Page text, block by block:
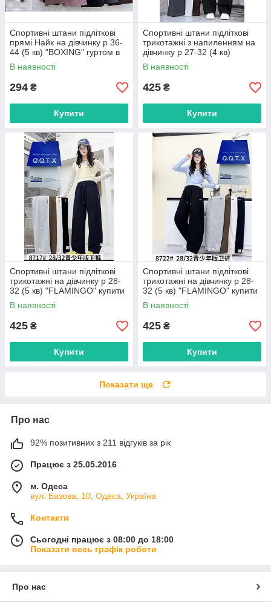
Спортивні штани підліткові
прямі Найк на дівчинку р 36-
44 (5 кв) "BOXING" гуртом в
Одесі на 7 км
В наявності
294 ₴
Купити
Спортивні штани підліткові
трикотажні з напиленням на
дівчинку р 27-32 (4 кв)
"FLAMINGO" купити гуртом в
Одесі на 7 км
В наявності
425 ₴
Купити
Спортивні штани підліткові
трикотажні на дівчинку р 28-
32 (5 кв) "FLAMINGO" купити
гуртом в Одесі на 7 км
В наявності
425 ₴
Купити
Спортивні штани підліткові
трикотажні на дівчинку р 28-
32 (5 кв) "FLAMINGO" купити
гуртом в Одесі на 7 км
В наявності
425 ₴
Купити
Показати ще
Про нас
92% позитивних з 211 відгуків за рік
Працює з 25.05.2016
м. Одеса
вул. Базова, 10, Одеса, Україна
Контакти
Сьогодні працює з 08:00 до 18:00
Показати весь графік роботи
Про нас